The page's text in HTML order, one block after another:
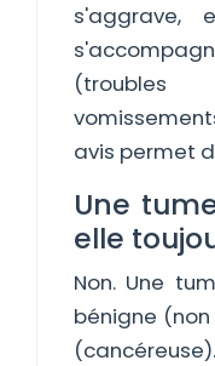
s'aggrave,
avis permet
Une
elle
Non. Une
bénigne